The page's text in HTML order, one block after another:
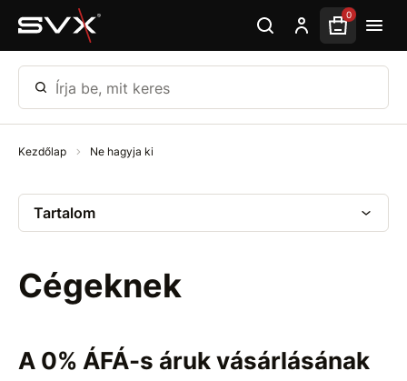
Ugrás az oldal fő részéhez 0
Írja be, mit keres
Kezdőlap Ne hagyja ki
Tartalom
Cégeknek
A 0% ÁFÁ-s áruk vásárlásának